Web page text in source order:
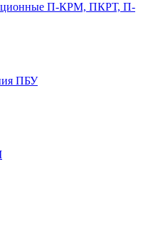
П-КРМ, ПКРТ, П-
ПБУ